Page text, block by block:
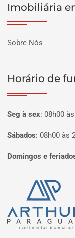
Imobiliária
Sobre Nós
Horário de
Seg à sex: 08h00
Sábados: 08h00 às
Domingos e
Página inicial